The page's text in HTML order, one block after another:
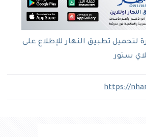
تطبيق النهار للإطلاع على
ستور
https://